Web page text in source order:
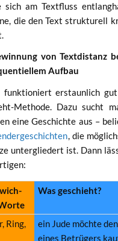
sich am Text­fluss
die den Text struk­tu­rell
von Text­di­stanz
Aufbau
funk­tio­niert erstaun­lich
Metho­de. Dazu sucht
eine Geschich­te aus –
, die
unter­glie­dert ist. Dann
Was geschieht?
Ring,
ein Jude möch­te
eines Betrü­gers